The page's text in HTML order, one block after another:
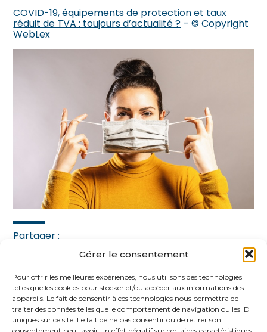
Gérer le consentement
Pour offrir les meilleures expériences, nous utilisons des technologies
telles que les cookies pour stocker et/ou accéder aux informations des
appareils. Le fait de consentir à ces technologies nous permettra de
traiter des données telles que le comportement de navigation ou les ID
uniques sur ce site. Le fait de ne pas consentir ou de retirer son
COVID-19, équipements de protection et taux
réduit de TVA : toujours d’actualité ? – © Copyright
WebLex
Partager :
FaceBook
TwitterLinkedIn